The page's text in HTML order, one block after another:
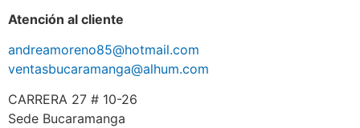
Atención al cliente
andreamoreno85@hotmail.com
ventasbucaramanga@alhum.com
CARRERA 27 # 10-26
Sede Bucaramanga